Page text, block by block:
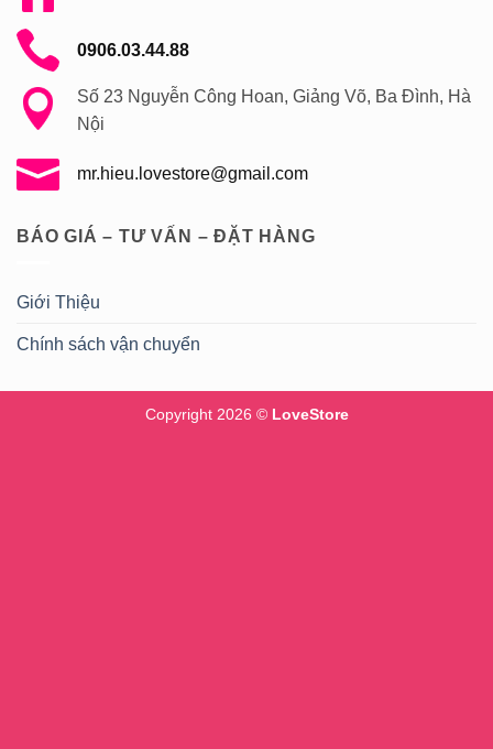
0906.03.44.88
Số 23 Nguyễn Công Hoan, Giảng Võ, Ba Đình, Hà
Nội
mr.hieu.lovestore@gmail.com
BÁO GIÁ – TƯ VẤN – ĐẶT HÀNG
Giới Thiệu
Chính sách vận chuyển
Copyright 2026 © LoveStore